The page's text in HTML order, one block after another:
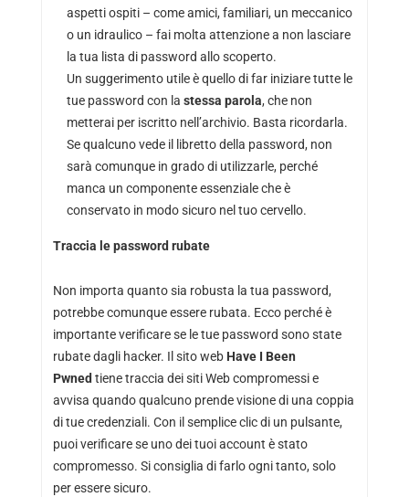
aspetti ospiti – come amici, familiari, un meccanico
o un idraulico – fai molta attenzione a non lasciare
la tua lista di password allo scoperto.
Un suggerimento utile è quello di far iniziare tutte le
tue password con la stessa parola, che non
metterai per iscritto nell’archivio. Basta ricordarla.
Se qualcuno vede il libretto della password, non
sarà comunque in grado di utilizzarle, perché
manca un componente essenziale che è
conservato in modo sicuro nel tuo cervello.
Traccia le password rubate
Non importa quanto sia robusta la tua password,
potrebbe comunque essere rubata. Ecco perché è
importante verificare se le tue password sono state
rubate dagli hacker. Il sito web Have I Been
Pwned tiene traccia dei siti Web compromessi e
avvisa quando qualcuno prende visione di una coppia
di tue credenziali. Con il semplice clic di un pulsante,
puoi verificare se uno dei tuoi account è stato
compromesso. Si consiglia di farlo ogni tanto, solo
per essere sicuro.